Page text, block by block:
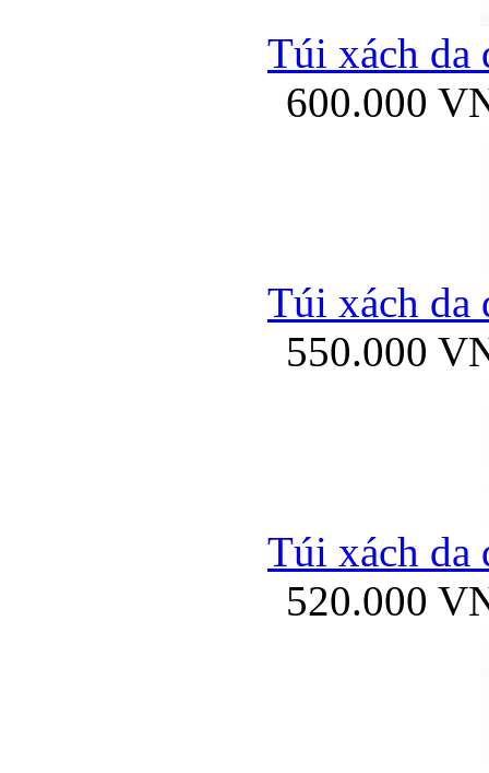
Túi xách da
600.000
Túi xách da
550.000
Túi xách da
520.000